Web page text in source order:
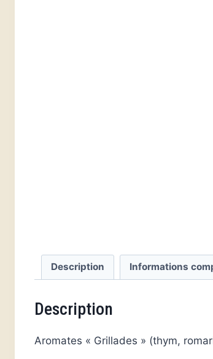
Description Informations
Description
Aromates « Grillades » (thym,